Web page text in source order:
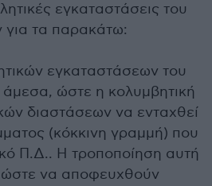
εγκαταστάσεις του
τα παρακάτω:
εγκαταστάσεων του
άμεσα, ώστε η κολυμβητική
διαστάσεων να ενταχθεί
(κόκκινη γραμμή) που
Π.Δ.. Η τροποποίηση αυτή
ώστε να αποφευχθούν